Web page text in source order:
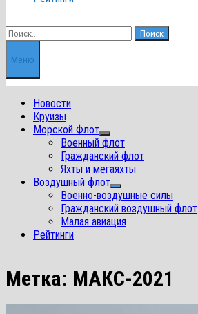
Найти:
Меню
Новости
Круизы
Морской Флот
Показать
подменю
Военный флот
Гражданский флот
Яхты и мегаяхты
Воздушный флот
Показать
подменю
Военно-воздушные силы
Гражданский воздушный флот
Малая авиация
Рейтинги
Метка: МАКС-2021